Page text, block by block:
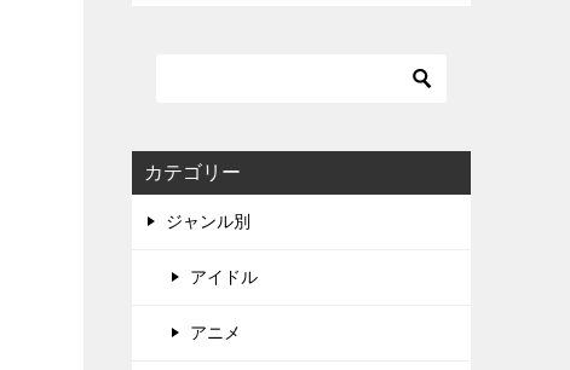
カテゴリー
ジャンル別
アイドル
アニメ